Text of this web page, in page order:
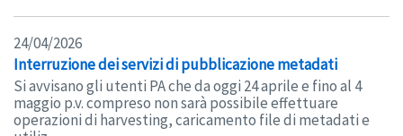
24/04/2026
Interruzione dei servizi di pubblicazione metadati
Si avvisano gli utenti PA che da oggi 24 aprile e fino al 4
maggio p.v. compreso non sarà possibile effettuare
operazioni di harvesting, caricamento file di metadati e